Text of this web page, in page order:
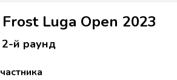
Luga Open 2023
й раунд